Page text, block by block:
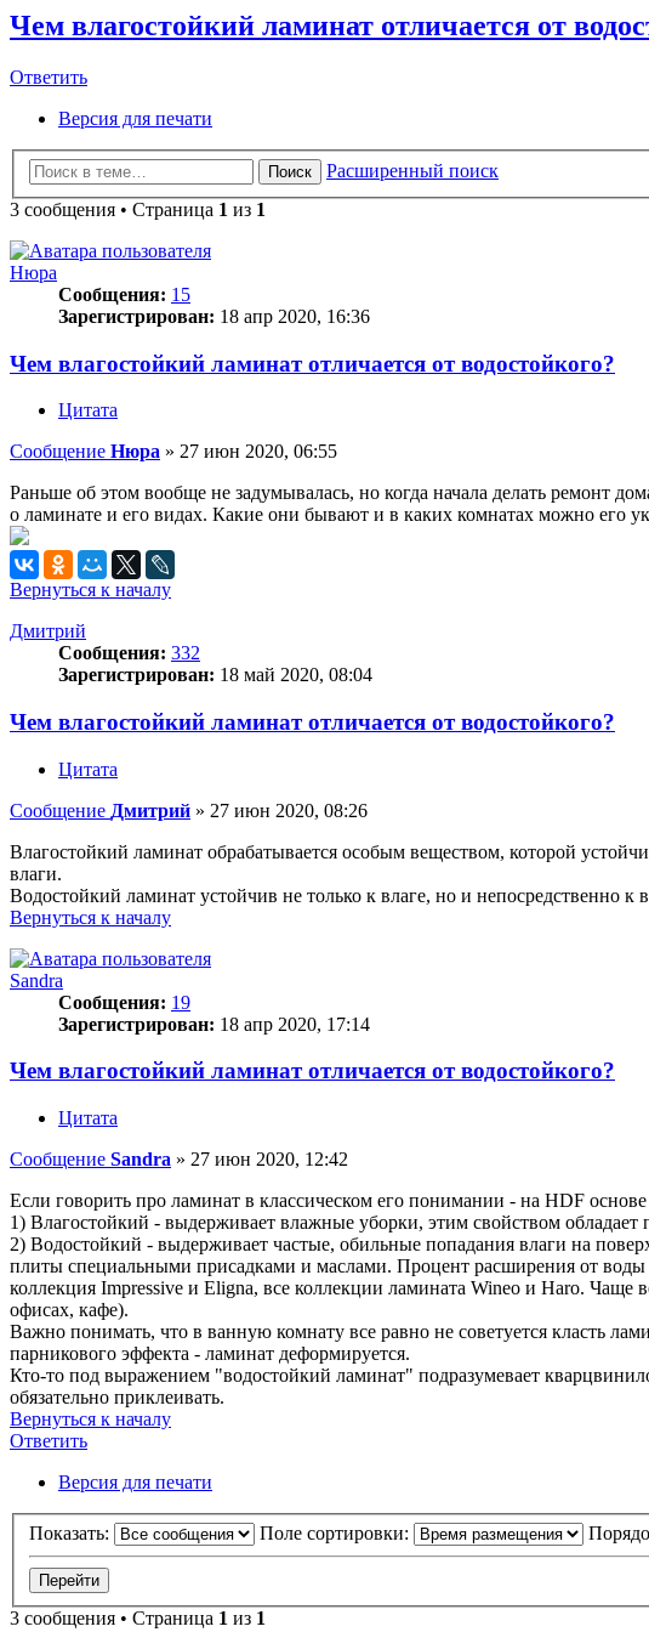
Чем влагостойкий ламинат отличается от
Ответить
Ответить
Версия для печати
Поиск
Расширенный поиск
3 сообщения • Страница 1 из 1
Нюра
Сообщения: 15
Зарегистрирован: 18 апр 2020, 16:36
Чем влагостойкий ламинат отличается от водостойкого?
Цитата
Сообщение Нюра » 27 июн 2020, 06:55
Раньше об этом вообще не задумывалась, но когда начала делать ремонт
о ламинате и его видах. Какие они бывают и в каких комнатах можно его
Вернуться к началу
Дмитрий
Сообщения: 332
Зарегистрирован: 18 май 2020, 08:04
Чем влагостойкий ламинат отличается от водостойкого?
Цитата
Сообщение Дмитрий » 27 июн 2020, 08:26
Влагостойкий ламинат обрабатывается особым веществом, которой
влаги.
Водостойкий ламинат устойчив не только к влаге, но и непосредственно к
Вернуться к началу
Sandra
Сообщения: 19
Зарегистрирован: 18 апр 2020, 17:14
Чем влагостойкий ламинат отличается от водостойкого?
Цитата
Сообщение Sandra » 27 июн 2020, 12:42
Если говорить про ламинат в классическом его понимании - на HDF
1) Влагостойкий - выдерживает влажные уборки, этим свойством обладает
2) Водостойкий - выдерживает частые, обильные попадания влаги на
плиты специальными присадками и маслами. Процент расширения от
коллекция Impressive и Eligna, все коллекции ламината Wineo и Haro.
офисах, кафе).
Важно понимать, что в ванную комнату все равно не советуется класть
парникового эффекта - ламинат деформируется.
Кто-то под выражением "водостойкий ламинат" подразумевает
обязательно приклеивать.
Вернуться к началу
Ответить
Ответить
Версия для печати
Показать: Поле сортировки:
3 сообщения • Страница 1 из 1